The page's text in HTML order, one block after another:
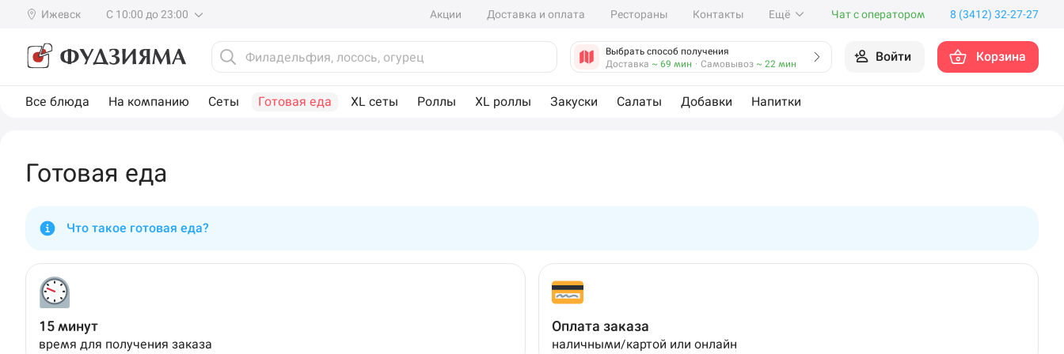
Ижевск С 10:00 до 23:00 Акции Доставка и оплата Рестораны Контакты Ещё Чат с оператором 8 (3412) 32-27-27
Выбрать способ получения
Доставка ~ 69 мин · Самовывоз ~ 22 мин Войти Корзина
Все блюда На компанию Сеты Готовая еда XL сеты Роллы XL роллы Закуски Салаты Добавки Напитки
Готовая еда
Что такое готовая еда?
15 минут
время для получения заказа
Оплата заказа
наличными/картой или онлайн